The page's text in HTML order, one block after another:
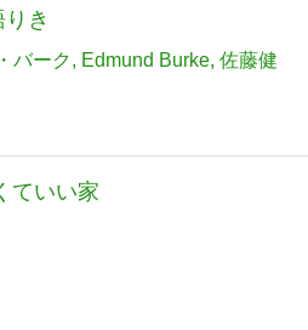
き
バーク Edmund Burke 佐藤健
ていい家